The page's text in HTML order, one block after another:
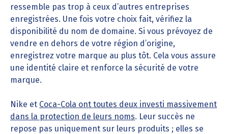
ressemble pas trop à ceux d’autres entreprises
enregistrées. Une fois votre choix fait, vérifiez la
disponibilité du nom de domaine. Si vous prévoyez de
vendre en dehors de votre région d’origine,
enregistrez votre marque au plus tôt. Cela vous assure
une identité claire et renforce la sécurité de votre
marque.
Nike et Coca-Cola ont toutes deux investi massivement
dans la protection de leurs noms. Leur succès ne
repose pas uniquement sur leurs produits ; elles se